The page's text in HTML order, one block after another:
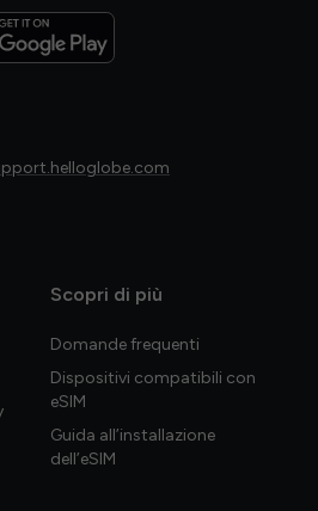
Scopri di più
Domande frequenti
Dispositivi compatibili con
eSIM
Guida all’installazione
dell’eSIM